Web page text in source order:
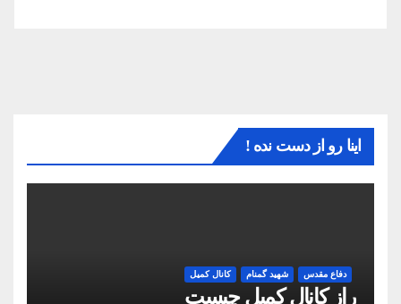
اینا رو از دست نده !
دفاع مقدس شهید گمنام کانال کمیل
راز کانال کمیل چیست